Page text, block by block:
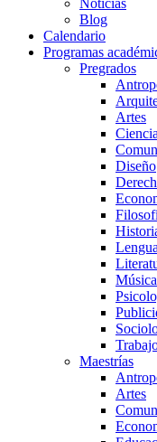
Noticias
Blog
Calendario
Programas
Pregrados
Artes
Diseño
Música
Maestrías
Artes